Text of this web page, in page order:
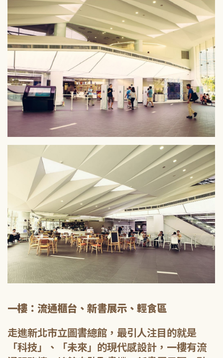
一樓：流通櫃台、新書展示、輕食區
走進新北市立圖書總館，最引人注目的就是
「科技」、「未來」的現代感設計，一樓有流